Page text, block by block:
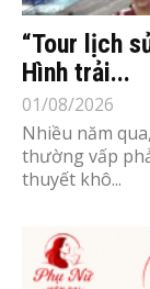
“Tour lịch
Hình trải...
01/08/2026
Nhiều năm
thường vấp
thuyết khô...